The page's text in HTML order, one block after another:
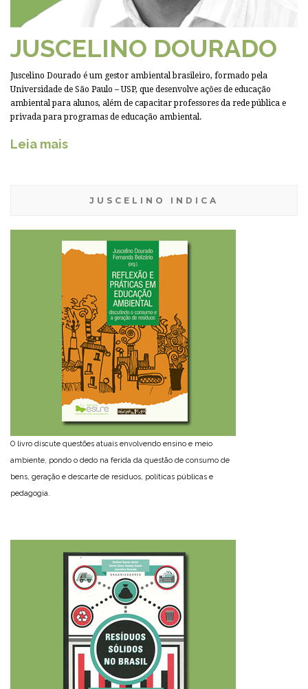
JUSCELINO DOURADO
Juscelino Dourado é um gestor ambiental brasileiro, formado pela
Universidade de São Paulo – USP, que desenvolve ações de educação
ambiental para alunos, além de capacitar professores da rede pública e
privada para programas de educação ambiental.
Leia mais
JUSCELINO INDICA
O livro discute questões atuais envolvendo ensino e meio
ambiente, pondo o dedo na ferida da questão de consumo de
bens, geração e descarte de resíduos, políticas públicas e
pedagogia.